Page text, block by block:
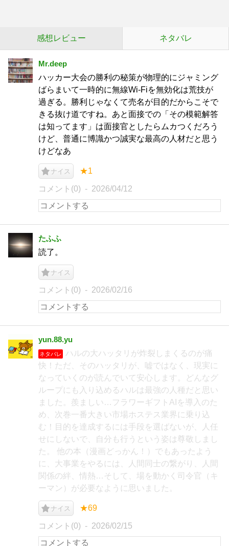
感想レビュー ネタバレ
Mr.deep
ハッカー大会の勝利の秘策が物理的にジャミング
ばらまいて一時的に無線Wi-Fiを無効化は荒技が
過ぎる。勝利じゃなくて売名が目的だからこそで
きる抜け道ですね。あと面接での「その模範解答
は知ってます」は面接官としたらムカつくだろう
けど、普通に博識かつ誠実な最高の人材だと思う
けどなあ
ナイス ★1
コメント(0) 2026/04/12
たふふ
読了。
ナイス
コメント(0) 2026/02/16
yun.88.yu
ネタバレ
ハルの大ハッタリが炸裂しまくるのが痛
快！ただ、そのハッタリが、嘘ではなく、現実に
なっていくのが読んでいて安心します。どんなグ
ループにも入り込めるハルは最強の人種だと思い
ました。羨ましい…フラワーギフトAIを導入のた
め、次巻一番大きい市場ホステス業界に乗り込
む！目的を達成するには手段を選ばないが、人任
せにしないで、自分も行うという姿は尊敬しまし
た。 他の本（漫画どっかん！）でもあったよう
に、大事業をやるには、人間同士の繋がり、人間
関係の絆、情熱…そして、場を動かく司令官（キ
ーマン）が必要なように思いました。
ナイス ★69
コメント(0) 2026/02/15